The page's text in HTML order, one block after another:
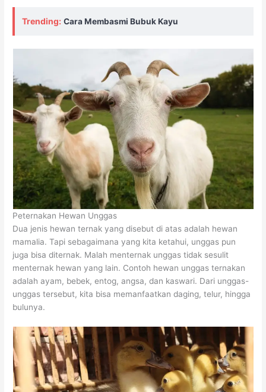
Trending: Cara Membasmi Bubuk Kayu
Peternakan Hewan Unggas
Dua jenis hewan ternak yang disebut di atas adalah hewan
mamalia. Tapi sebagaimana yang kita ketahui, unggas pun
juga bisa diternak. Malah menternak unggas tidak sesulit
menternak hewan yang lain. Contoh hewan unggas ternakan
adalah ayam, bebek, entog, angsa, dan kaswari. Dari unggas-
unggas tersebut, kita bisa memanfaatkan daging, telur, hingga
bulunya.